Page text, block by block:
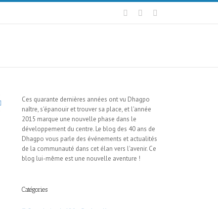
Ces quarante dernières années ont vu Dhagpo
naître, s'épanouir et trouver sa place, et l'année
2015 marque une nouvelle phase dans le
développement du centre. Le blog des 40 ans de
Dhagpo vous parle des événements et actualités
de la communauté dans cet élan vers l'avenir. Ce
blog lui-même est une nouvelle aventure !
Catégories